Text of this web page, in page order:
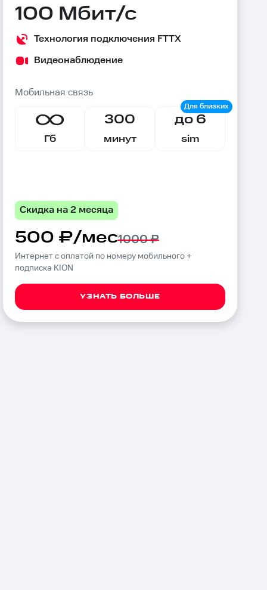
100 Мбит/с
Технология подключения FTTX
Видеонаблюдение
Мобильная связь
Гб
300
минут
до 6
sim
Скидка на 2 месяца
500 ₽/мес1000 ₽
Интернет с оплатой по номеру мобильного +
подписка KION
УЗНАТЬ БОЛЬШЕ